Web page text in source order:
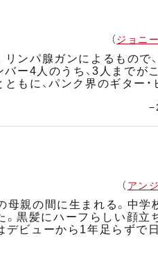
（ジョニ
ンパ腺ガンによるもので
ー4人のうち、3人までが
もに、パンク界のギター
（ アン
母親の間に生まれる。中学
黒髪にハーフらしい顔立
デビューから1年足らずで